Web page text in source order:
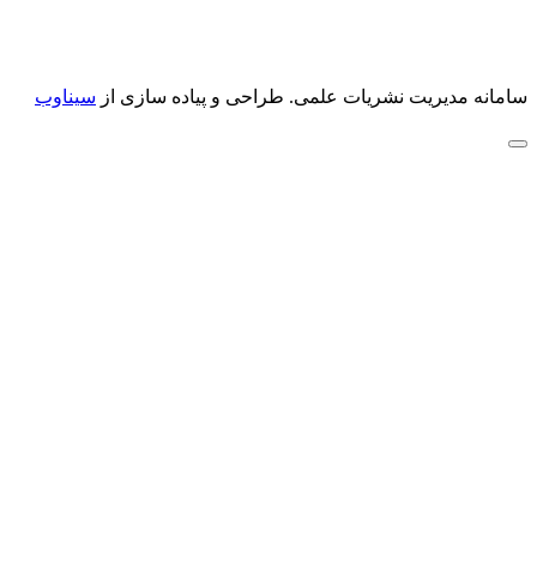
سامانه مدیریت نشریات علمی. طراحی و پیاده سازی از سیناوب